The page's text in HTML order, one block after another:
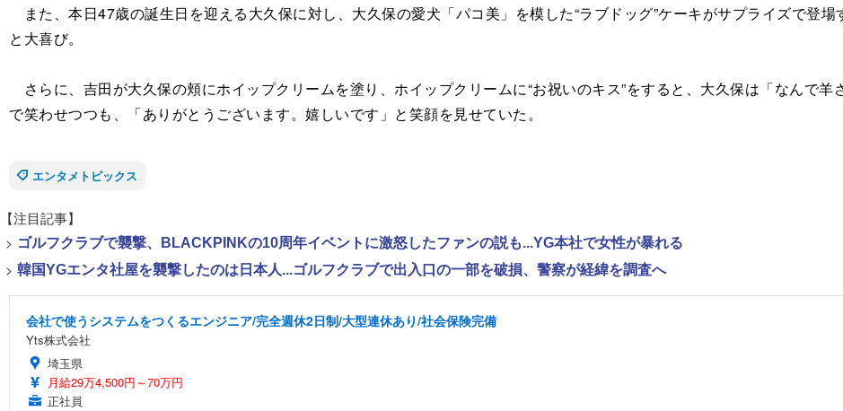
また、本日47歳の誕生日を迎える大久保に対し、大久保の愛犬「パコ美」を模した“ラブドッグ”ケーキがサプライズで登場
と大喜び。
さらに、吉田が大久保の頬にホイップクリームを塗り、ホイップクリームに“お祝いのキス”をすると、大久保は「なんで
で笑わせつつも、「ありがとうございます。嬉しいです」と笑顔を見せていた。
エンタメトピックス
【注目記事】
> ゴルフクラブで襲撃、BLACKPINKの10周年イベントに激怒したファンの説も...YG本社で女性が暴れる
> 韓国YGエンタ社屋を襲撃したのは日本人...ゴルフクラブで出入口の一部を破損、警察が経緯を調査へ
会社で使うシステムをつくるエンジニア/完全週休2日制/大型連休あり/社会保険完備
Yts株式会社
埼玉県
月給29万4,500円～70万円
正社員